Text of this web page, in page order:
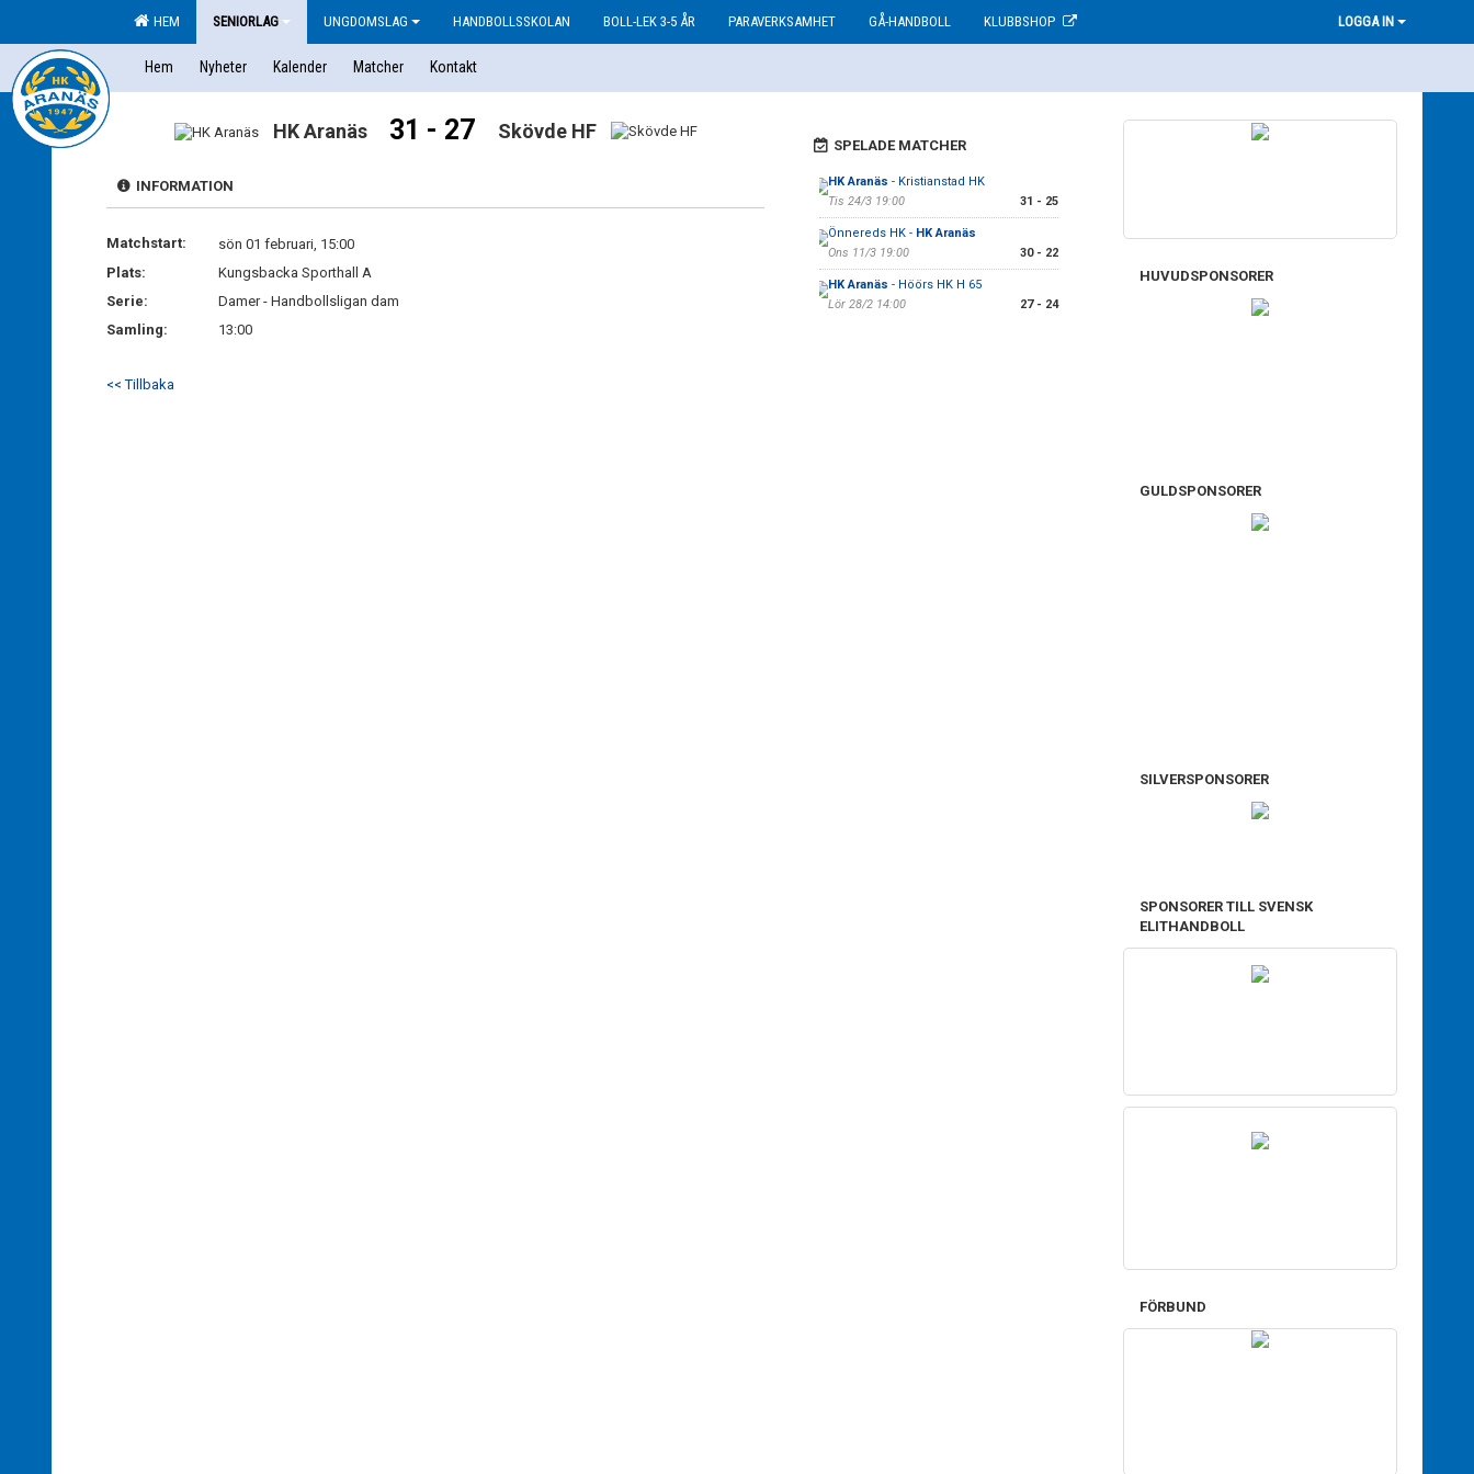
HEM SENIORLAG UNGDOMSLAG HANDBOLLSSKOLAN BOLL-LEK 3-5 ÅR PARAVERKSAMHET GÅ-HANDBOLL KLUBBSHOP LOGGA IN
Hem Nyheter Kalender Matcher Kontakt
HK Aranäs 31 - 27 Skövde HF
INFORMATION
Matchstart:
sön 01 februari, 15:00
Plats:
Kungsbacka Sporthall A
Serie:
Damer - Handbollsligan dam
Samling:
13:00
<< Tillbaka
SPELADE MATCHER
HK Aranäs - Kristianstad HK
Tis 24/3 19:00
31 - 25
Önnereds HK - HK Aranäs
Ons 11/3 19:00
30 - 22
HK Aranäs - Höörs HK H 65
Lör 28/2 14:00
27 - 24
HUVUDSPONSORER
GULDSPONSORER
SILVERSPONSORER
SPONSORER TILL SVENSK
ELITHANDBOLL
FÖRBUND